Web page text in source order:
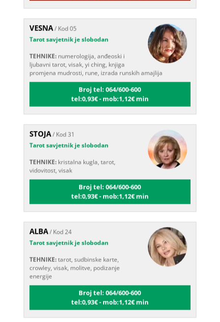
VESNA/ Kod 05
Tarot savjetnik je slobodan
ljubavni tarot, visak, yi ching, knjiga
promjena mudrosti, rune, izrada runskih amajlija
Broj tel: 064/600-600
tel:0,93€ - mob:1,12€ min
STOJA/ Kod 31
Tarot savjetnik je slobodan
vidovitost, visak
Broj tel: 064/600-600
tel:0,93€ - mob:1,12€ min
ALBA/ Kod 24
Tarot savjetnik je slobodan
crowley, visak, molitve, podizanje
energije
Broj tel: 064/600-600
tel:0,93€ - mob:1,12€ min